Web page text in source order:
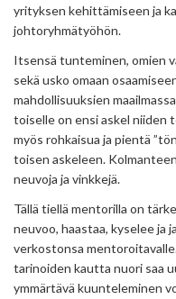
yrityksen kehittämiseen ja
johtoryhmätyöhön.
Itsensä tunteminen, omien
sekä usko omaan
mahdollisuuksien
toiselle on ensi askel niiden
myös rohkaisua ja pientä
toisen askeleen.
neuvoja ja vinkkejä.
Tällä tiellä mentorilla on
neuvoo, haastaa, kyselee ja
verkostonsa
tarinoiden kautta nuori saa
ymmärtävä kuunteleminen